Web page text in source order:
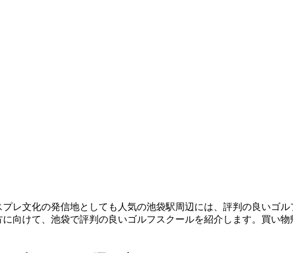
レ文化の発信地としても人気の池袋駅周辺には、評判の良いゴ
向けて、池袋で評判の良いゴルフスクールを紹介します。買い